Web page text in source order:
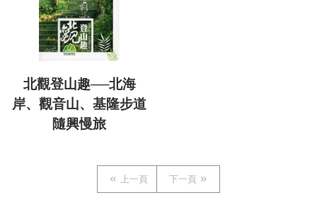
北觀登山趣──北海
岸、觀音山、基隆步道
隨興慢旅
上一頁 下一頁